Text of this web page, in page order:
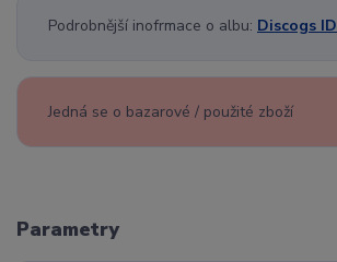
Podrobnější inofrmace o albu: Discogs ID
Jedná se o bazarové / použité zboží
Parametry